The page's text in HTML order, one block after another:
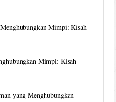
Mimpi: Kisah
Mimpi: Kisah
yang Menghubungkan